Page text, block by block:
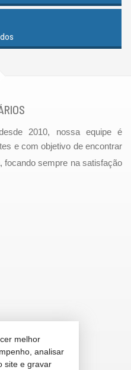
2010, nossa equipe é
e com objetivo de encontrar
focando sempre na satisfação
melhor
analisar
site e gravar